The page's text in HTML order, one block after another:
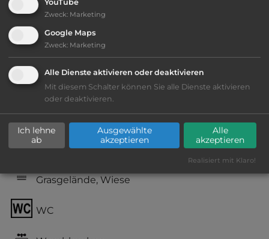
Ausstattung:
bis 30,- Euro
Lage: schön
Bauernhof-Camping
Grasgelände, Wiese
WC
YouTube
Zweck: Marketing
Google Maps
Zweck: Marketing
Alle Dienste aktivieren oder deaktivieren
Mit diesem Schalter können Sie alle Dienste aktivieren
oder deaktivieren.
Ich lehne
ab
Ausgewählte
akzeptieren
Alle
akzeptieren
Realisiert mit Klaro!